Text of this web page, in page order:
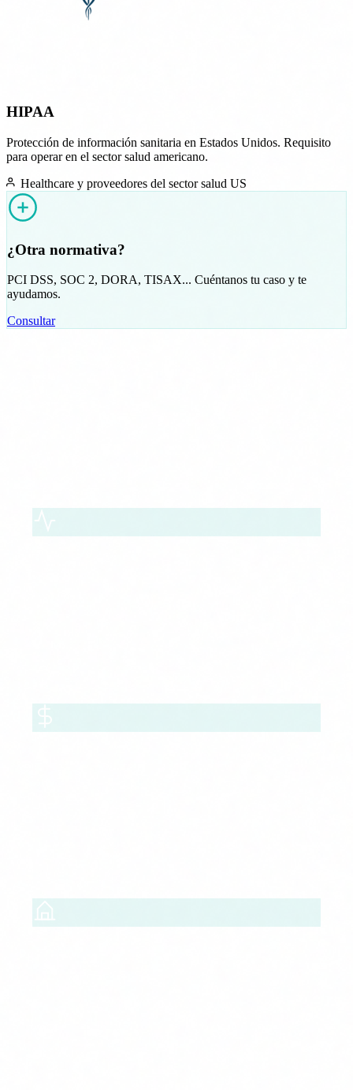
HIPAA
Protección de información sanitaria en Estados Unidos. Requisito
para operar en el sector salud americano.
Healthcare y proveedores del sector salud US
¿Otra normativa?
PCI DSS, SOC 2, DORA, TISAX... Cuéntanos tu caso y te
ayudamos.
Consultar